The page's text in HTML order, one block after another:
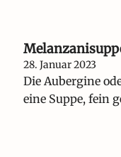
28. Januar 2023
Die Aubergine
eine Suppe, fein